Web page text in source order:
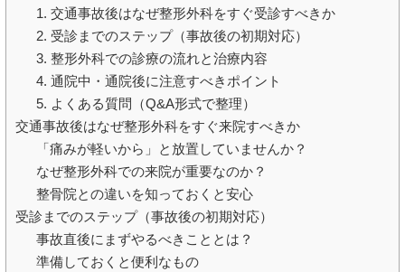
1. 交通事故後はなぜ整形外科をすぐ受診すべきか
2. 受診までのステップ（事故後の初期対応）
3. 整形外科での診療の流れと治療内容
4. 通院中・通院後に注意すべきポイント
5. よくある質問（Q&A形式で整理）
交通事故後はなぜ整形外科をすぐ来院すべきか
「痛みが軽いから」と放置していませんか？
なぜ整形外科での来院が重要なのか？
整骨院との違いを知っておくと安心
受診までのステップ（事故後の初期対応）
事故直後にまずやるべきこととは？
準備しておくと便利なもの